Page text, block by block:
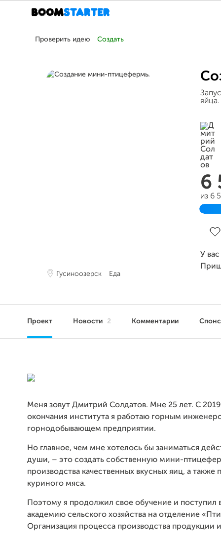
Проверить идею Создать
Гусиноозерск Еда
яйца.
6
из 6
У
Проект Новости 2 Комментарии
Меня зовут Дмитрий Солдатов. Мне 25 лет. С
окончания института я работаю горным
горнодобывающем предприятии.
Но главное, чем мне хотелось бы заниматься
души, – это создать собственную мини-
производства качественных вкусных яиц, а также
куриного мяса.
Поэтому я продолжил свое обучение и поступил
академию сельского хозяйства на отделение
Организация процесса производства продукции